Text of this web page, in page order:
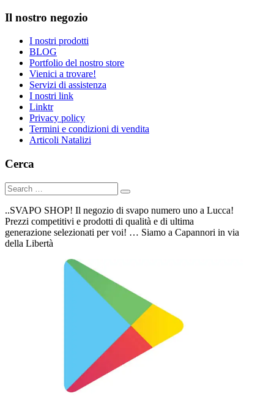
Il nostro negozio
I nostri prodotti
BLOG
Portfolio del nostro store
Vienici a trovare!
Servizi di assistenza
I nostri link
Linktr
Privacy policy
Termini e condizioni di vendita
Articoli Natalizi
Cerca
..SVAPO SHOP! Il negozio di svapo numero uno a Lucca!
Prezzi competitivi e prodotti di qualità e di ultima
generazione selezionati per voi! … Siamo a Capannori in via
della Libertà